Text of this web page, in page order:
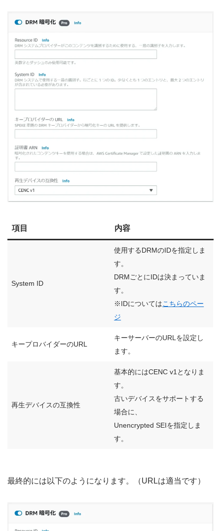
項目 内容
System ID
使用するDRMのIDを指定しま
す。
DRMごとにIDは決まっていま
す。
※IDについてはこちらのペー
ジ
キープロバイダーのURL
キーサーバーのURLを設定し
ます。
再生デバイスの互換性
基本的にはCENC v1となりま
す。
古いデバイスをサポートする
場合に、
Unencrypted SEIを指定しま
す。
最終的には以下のようになります。（URLは適当です）